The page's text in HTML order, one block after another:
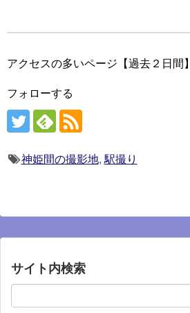
アクセスの多いページ【過去２日間】
フォローする
神姫間の撮影地, 駅撮り
サイト内検索